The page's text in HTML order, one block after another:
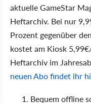
aktuelle GameStar
Heftarchiv. Bei nur
Prozent gegenüber
kostet am Kiosk
Heftarchiv im
neuen Abo findet ihr
Bequem offline